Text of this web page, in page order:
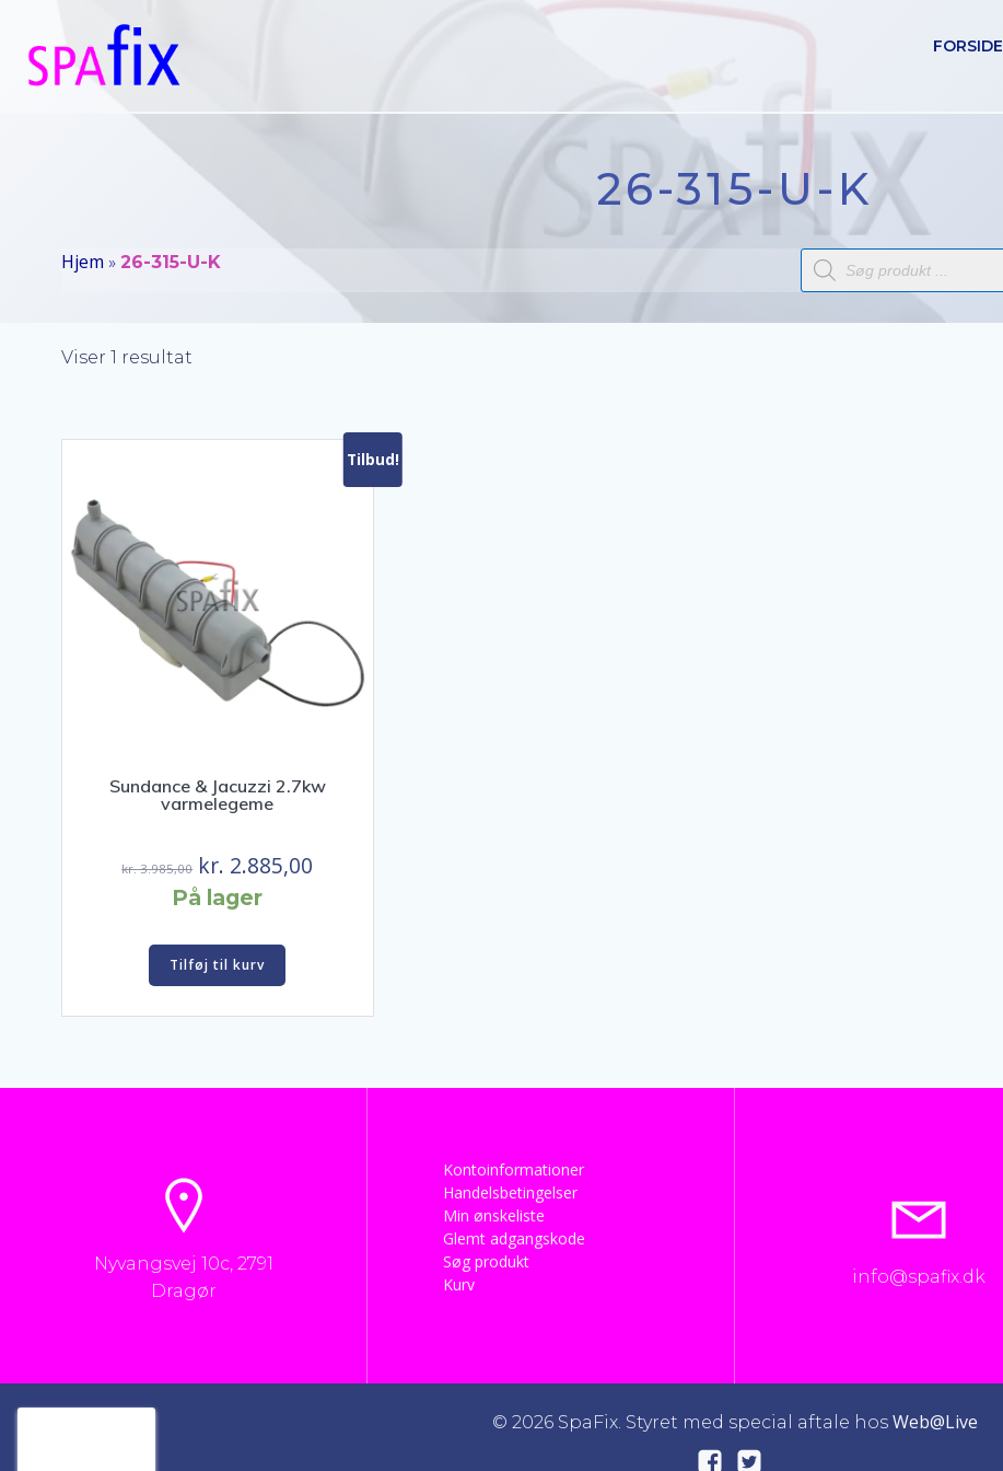
indhold
FORSIDE
26-315-U-K
Hjem » 26-315-U-K
Products
search
Viser 1 resultat
Tilbud!
Sundance & Jacuzzi 2.7kw
varmelegeme
kr.3.985,00 Den
oprindelige
var:
kr. 3.985,00.
kr. 2.885,00
På lager
Tilføj til kurv
Nyvangsvej 10c, 2791
Dragør
Kontoinformationer
Handelsbetingelser
Min ønskeliste
Glemt adgangskode
Søg produkt
Kurv
info@spafix.dk
© 2026 SpaFix. Styret med special aftale hos Web@Live